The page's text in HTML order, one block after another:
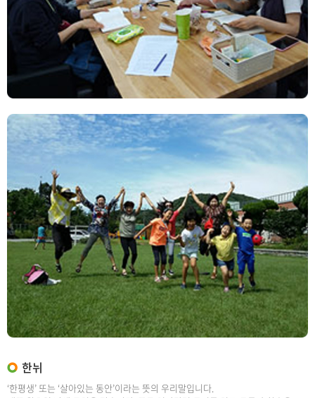
한뉘
‘한평생’ 또는 ‘살아있는 동안’이라는 뜻의 우리말입니다.